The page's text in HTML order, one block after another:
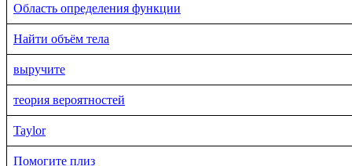
Область определения функции
Найти объём тела
выручите
теория вероятностей
Taylor
Помогите плиз